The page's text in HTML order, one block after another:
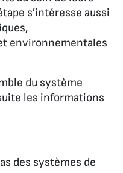
s’intéresse aussi
environnementales
du système
les informations
des systèmes de